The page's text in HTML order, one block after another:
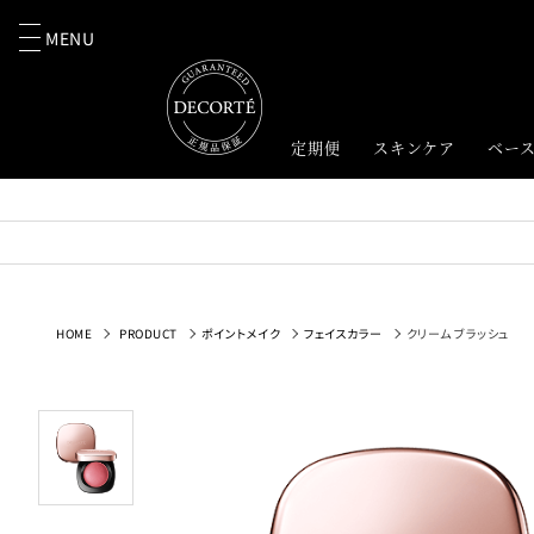
MENU
定期便 スキンケア ベー
HOME PRODUCT ポイントメイク フェイスカラー クリーム ブラッシュ